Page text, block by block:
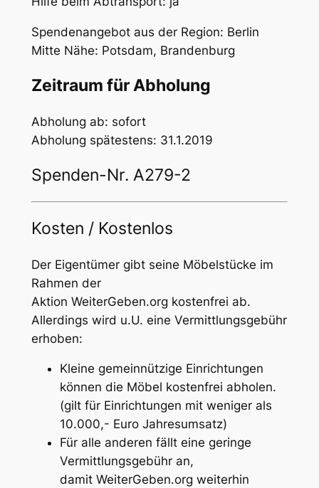
Spendenangebot aus der Region: Berlin
Mitte Nähe: Potsdam, Brandenburg
Zeitraum für Abholung
Abholung ab: sofort
Abholung spätestens: 31.1.2019
Spenden-Nr. A279-2
Kosten / Kostenlos
Der Eigentümer gibt seine Möbelstücke im
Rahmen der
Aktion WeiterGeben.org kostenfrei ab.
Allerdings wird u.U. eine Vermittlungsgebühr
erhoben:
Kleine gemeinnützige Einrichtungen
können die Möbel kostenfrei abholen.
(gilt für Einrichtungen mit weniger als
10.000,- Euro Jahresumsatz)
Für alle anderen fällt eine geringe
Vermittlungsgebühr an,
damit WeiterGeben.org weiterhin